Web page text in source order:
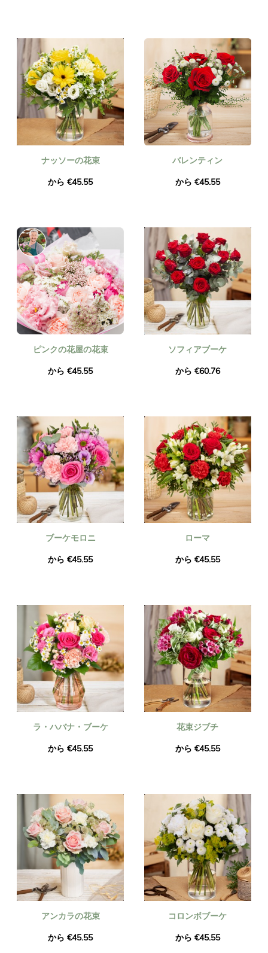
ナッソーの花束
から €45.55
バレンティン
から €45.55
ピンクの花屋の花束
から €45.55
ソフィアブーケ
から €60.76
ブーケモロニ
から €45.55
ローマ
から €45.55
ラ・ハバナ・ブーケ
から €45.55
花束ジブチ
から €45.55
アンカラの花束
から €45.55
コロンボブーケ
から €45.55